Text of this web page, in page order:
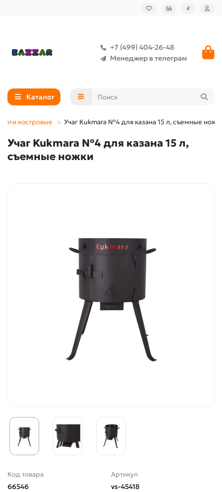
₽
+7 (499) 404-26-48
Менеджер в телеграм
Каталог
костровые Учаг Kukmara №4 для казана 15 л, съемные
Учаг Kukmara №4 для казана 15 л,
съемные ножки
Код товара
66546
Артикул
vs-45418